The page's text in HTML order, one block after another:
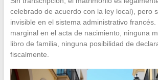
celebrado de acuerdo con la ley local), pero
invisible en el sistema administrativo
marginal en el acta de nacimiento, ninguna
libro de familia, ninguna posibilidad de
fiscalmente.